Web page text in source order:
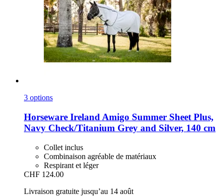
3 options
Horseware Ireland Amigo Summer Sheet Plus,
Navy Check/Titanium Grey and Silver, 140 cm
Collet inclus
Combinaison agréable de matériaux
Respirant et léger
CHF 124.00
Livraison gratuite jusqu’au 14 août